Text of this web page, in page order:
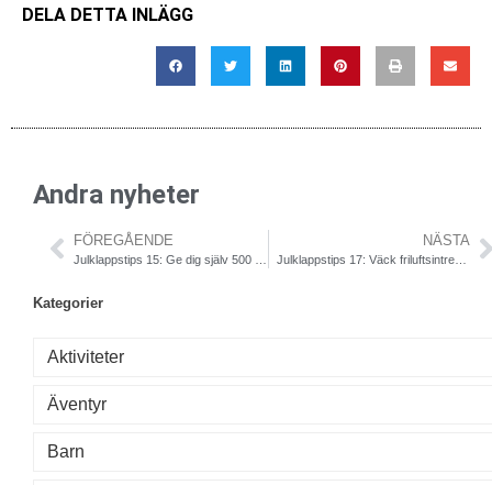
DELA DETTA INLÄGG
Andra nyheter
FÖREGÅENDE NÄSTA
Julklappstips 17: Väck friluftsintresset till liv hos de minsta
Kategorier
Aktiviteter
Äventyr
Barn